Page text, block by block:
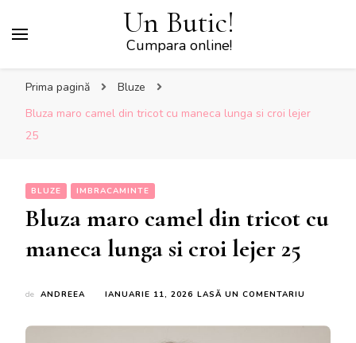
Un Butic!
Cumpara online!
Prima pagină
Bluze
Bluza maro camel din tricot cu maneca lunga si croi lejer
25
BLUZE IMBRACAMINTE
Bluza maro camel din tricot cu
maneca lunga si croi lejer 25
de ANDREEA IANUARIE 11, 2026 LASĂ UN COMENTARIU